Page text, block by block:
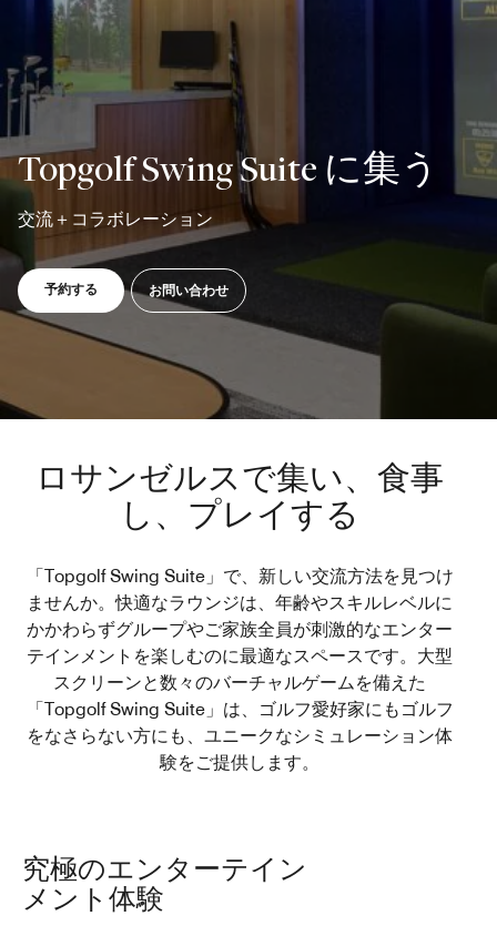
Topgolf Swing Suite に集う
交流＋コラボレーション
予約する
新しいウィンドウで開く
お問い合わせ
新しいウィンドウで開く
ロサンゼルスで集い、食事
し、プレイする
「Topgolf Swing Suite」で、新しい交流方法を見つけ
ませんか。快適なラウンジは、年齢やスキルレベルに
かかわらずグループやご家族全員が刺激的なエンター
テインメントを楽しむのに最適なスペースです。大型
スクリーンと数々のバーチャルゲームを備えた
「Topgolf Swing Suite」は、ゴルフ愛好家にもゴルフ
をなさらない方にも、ユニークなシミュレーション体
験をご提供します。
究極のエンターテイン
メント体験